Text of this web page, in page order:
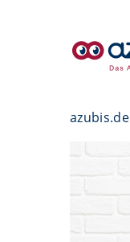
azubis.de